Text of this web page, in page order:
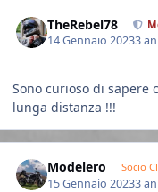
TheRebel78
14 Gennaio 20233
Sono curioso di sapere
lunga distanza !!!
Modelero Socio
15 Gennaio 20233